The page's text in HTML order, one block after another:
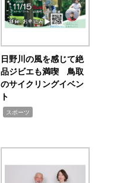
日野川の風を感じて絶
品ジビエも満喫 鳥取
のサイクリングイベン
ト
スポーツ